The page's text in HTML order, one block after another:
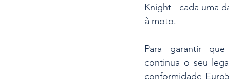
Knight - cada uma
à moto.
Para garantir
continua o seu
conformidade